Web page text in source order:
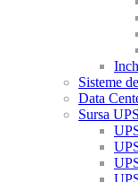
Sisteme
Data
Sursa